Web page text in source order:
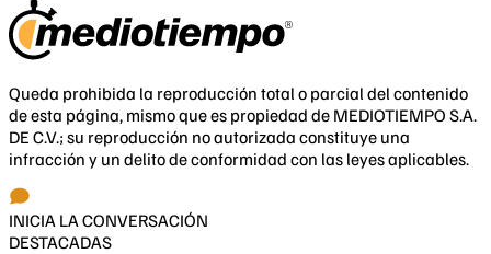
Queda prohibida la reproducción total o parcial del contenido
de esta página, mismo que es propiedad de MEDIOTIEMPO S.A.
DE C.V.; su reproducción no autorizada constituye una
infracción y un delito de conformidad con las leyes aplicables.
INICIA LA CONVERSACIÓN
DESTACADAS